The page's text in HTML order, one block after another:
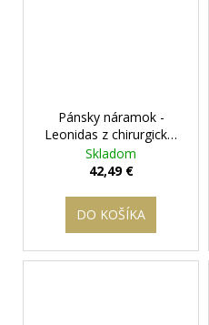
Pánsky náramok -
Leonidas z chirurgickej
ocele+ darčeková
krabička zadarmo
Skladom
42,49 €
DO KOŠÍKA